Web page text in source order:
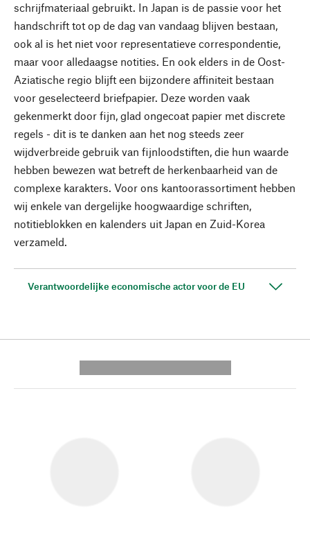
schrijfmateriaal gebruikt. In Japan is de passie voor het
handschrift tot op de dag van vandaag blijven bestaan,
ook al is het niet voor representatieve correspondentie,
maar voor alledaagse notities. En ook elders in de Oost-
Aziatische regio blijft een bijzondere affiniteit bestaan
voor geselecteerd briefpapier. Deze worden vaak
gekenmerkt door fijn, glad ongecoat papier met discrete
regels - dit is te danken aan het nog steeds zeer
wijdverbreide gebruik van fijnloodstiften, die hun waarde
hebben bewezen wat betreft de herkenbaarheid van de
complexe karakters. Voor ons kantoorassortiment hebben
wij enkele van dergelijke hoogwaardige schriften,
notitieblokken en kalenders uit Japan en Zuid-Korea
verzameld.
Verantwoordelijke economische actor voor de EU